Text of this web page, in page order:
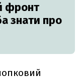
фронт
знати про